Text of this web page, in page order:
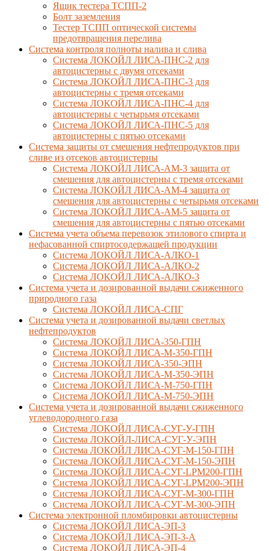
Ящик тестера ТСПП-2
Болт заземления
Тестер ТСПП оптической системы
предотвращения перелива
Cистема контроля полноты налива и слива
Система ЛОКОЙЛ ЛИСА-ПНС-2 для
автоцистерны с двумя отсеками
Система ЛОКОЙЛ ЛИСА-ПНС-3 для
автоцистерны с тремя отсеками
Система ЛОКОЙЛ ЛИСА-ПНС-4 для
автоцистерны с четырьмя отсеками
Система ЛОКОЙЛ ЛИСА-ПНС-5 для
автоцистерны с пятью отсеками
Система защиты от смешения нефтепродуктов при
сливе из отсеков автоцистерны
Система ЛОКОЙЛ ЛИСА-AM-3 защита от
смешения для автоцистерны с тремя отсеками
Система ЛОКОЙЛ ЛИСА-AM-4 защита от
смешения для автоцистерны с четырьмя отсеками
Система ЛОКОЙЛ ЛИСА-AM-5 защита от
смешения для автоцистерны с пятью отсеками
Система учета объема перевозок этилового спирта и
нефасованной спиртосодержащей продукции
Система ЛОКОЙЛ ЛИСА-AЛКО-1
Система ЛОКОЙЛ ЛИСА-АЛКО-2
Система ЛОКОЙЛ ЛИСА-АЛКО-3
Система учета и дозированной выдачи сжиженного
природного газа
Система ЛОКОЙЛ ЛИСА-СПГ
Система учета и дозированной выдачи светлых
нефтепродуктов
Система ЛОКОЙЛ ЛИСА-350-ГПН
Система ЛОКОЙЛ ЛИСА-М-350-ГПН
Система ЛОКОЙЛ ЛИСА-350-ЭПН
Система ЛОКОЙЛ ЛИСА-М-350-ЭПН
Система ЛОКОЙЛ ЛИСА-М-750-ГПН
Система ЛОКОЙЛ ЛИСА-М-750-ЭПН
Система учета и дозированной выдачи сжиженного
углеводородного газа
Система ЛОКОЙЛ ЛИСА-СУГ-У-ГПН
Система ЛОКОЙЛ-ЛИСА-СУГ-У-ЭПН
Система ЛОКОЙЛ ЛИСА-СУГ-М-150-ГПН
Система ЛОКОЙЛ ЛИСА-СУГ-М-150-ЭПН
Система ЛОКОЙЛ ЛИСА-СУГ-LPM200-ГПН
Система ЛОКОЙЛ ЛИСА-СУГ-LPM200-ЭПН
Система ЛОКОЙЛ ЛИСА-СУГ-М-300-ГПН
Система ЛОКОЙЛ ЛИСА-СУГ-М-300-ЭПН
Система электронной пломбировки автоцистерны
Система ЛОКОЙЛ ЛИСА-ЭП-3
Система ЛОКОЙЛ ЛИСА-ЭП-3-А
Система ЛОКОЙЛ ЛИСА-ЭП-4